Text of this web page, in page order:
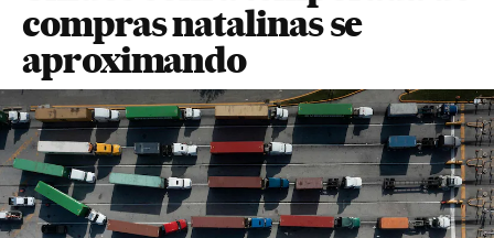
compras natalinas se
aproximando